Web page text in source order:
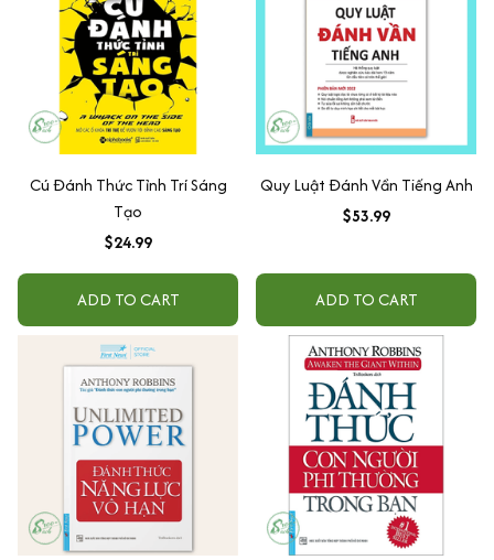
Cú Đánh Thức Tỉnh Trí Sáng
Tạo
$24.99
ADD TO CART
Quy Luật Đánh Vần Tiếng Anh
$53.99
ADD TO CART